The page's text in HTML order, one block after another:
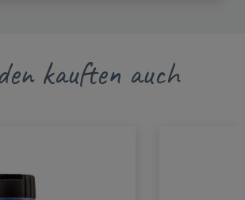
kauften auch